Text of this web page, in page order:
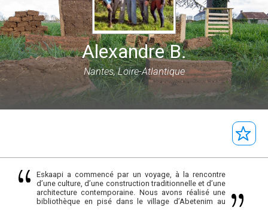
Alexandre B.
Nantes, Loire-Atlantique
Eskaapi a commencé par un voyage, à la rencontre
d’une culture, d’une construction traditionnelle et d’une
architecture contemporaine. Nous avons réalisé une
bibliothèque en pisé dans le village d’Abetenim au